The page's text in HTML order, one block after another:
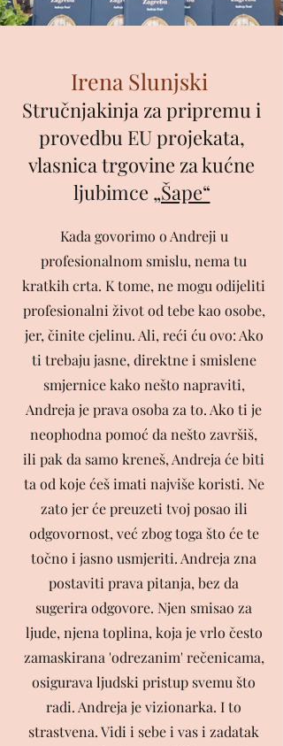
Irena Slunjski
Stručnjakinja za pripremu i
provedbu EU projekata,
vlasnica trgovine za kućne
ljubimce „Šape“
Kada govorimo o Andreji u
profesionalnom smislu, nema tu
kratkih crta. K tome, ne mogu odijeliti
profesionalni život od tebe kao osobe,
jer, činite cjelinu. Ali, reći ću ovo: Ako
ti trebaju jasne, direktne i smislene
smjernice kako nešto napraviti,
Andreja je prava osoba za to. Ako ti je
neophodna pomoć da nešto završiš,
ili pak da samo kreneš, Andreja će biti
ta od koje ćeš imati najviše koristi. Ne
zato jer će preuzeti tvoj posao ili
odgovornost, već zbog toga što će te
točno i jasno usmjeriti. Andreja zna
postaviti prava pitanja, bez da
sugerira odgovore. Njen smisao za
ljude, njena toplina, koja je vrlo često
zamaskirana 'odrezanim' rečenicama,
osigurava ljudski pristup svemu što
radi. Andreja je vizionarka. I to
strastvena. Vidi i sebe i vas i zadatak